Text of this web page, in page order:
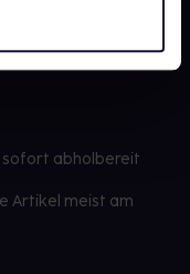
sofort abholbereit
Artikel meist am